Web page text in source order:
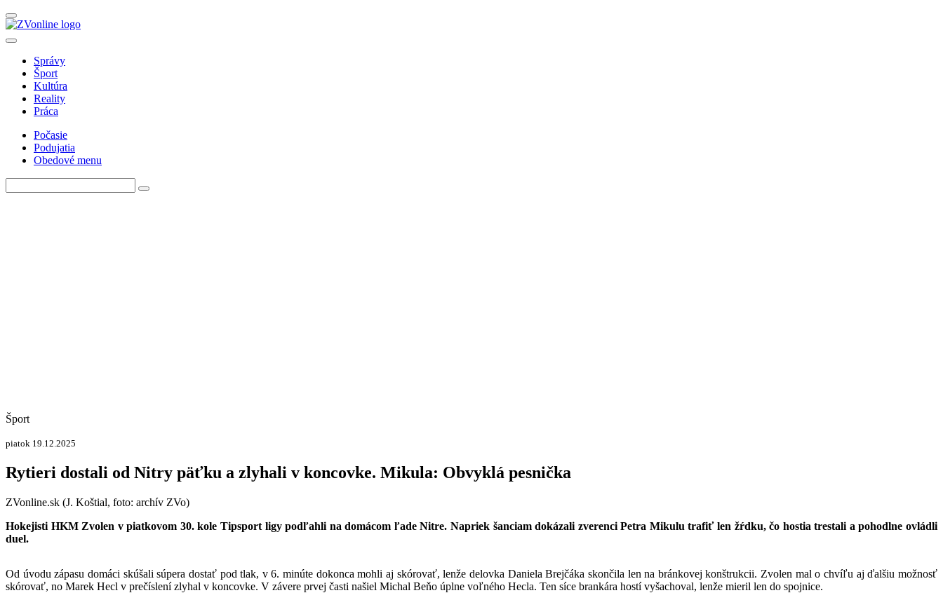
Správy
Šport
Kultúra
Reality
Práca
Počasie
Podujatia
Obedové menu
Šport
piatok 19.12.2025
Rytieri dostali od Nitry päťku a zlyhali v koncovke. Mikula: Obvyklá pesnička
ZVonline.sk (J. Koštial, foto: archív ZVo)
Hokejisti HKM Zvolen v piatkovom 30. kole Tipsport ligy podľahli na domácom ľade Nitre. Napriek šanciam dokázali zverenci Petra Mikulu trafiť len žŕdku, čo hostia trestali a pohodlne ovládli
duel.
Od úvodu zápasu domáci skúšali súpera dostať pod tlak, v 6. minúte dokonca mohli aj skórovať, lenže delovka Daniela Brejčáka skončila len na bránkovej konštrukcii. Zvolen mal o chvíľu aj ďalšiu možnosť
skórovať, no Marek Hecl v prečíslení zlyhal v koncovke. V závere prvej časti našiel Michal Beňo úplne voľného Hecla. Ten síce brankára hostí vyšachoval, lenže mieril len do spojnice.